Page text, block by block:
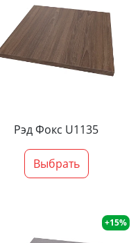
Рэд Фокс U1135
Выбрать
+15%